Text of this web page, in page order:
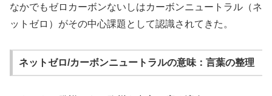
なかでもゼロカーボンないしはカーボンニュートラル（ネ
ットゼロ）がその中心課題として認識されてきた。
ネットゼロ/カーボンニュートラルの意味：言葉の整理